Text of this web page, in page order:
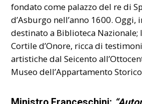
fondato come palazzo del re di
d’Asburgo nell’anno 1600. Oggi,
destinato a Biblioteca Nazionale;
Cortile d’Onore, ricca di
artistiche dal Seicento
Museo dell’Appartamento